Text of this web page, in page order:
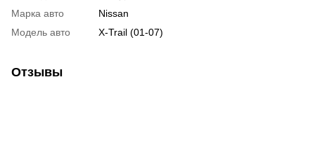
Марка авто
Nissan
Модель авто
X-Trail (01-07)
Отзывы